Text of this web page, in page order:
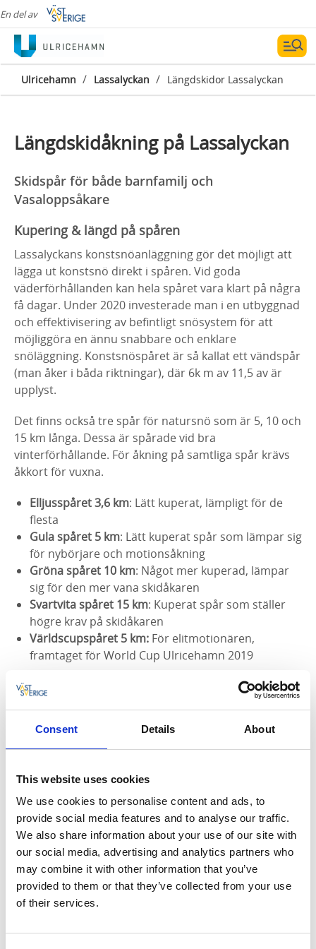
Consent Details About
This website uses cookies
We use cookies to personalise content and ads, to
provide social media features and to analyse our traffic.
We also share information about your use of our site with
our social media, advertising and analytics partners who
may combine it with other information that you’ve
provided to them or that they’ve collected from your use
of their services.
En del av
Ulricehamn / Lassalyckan / Längdskidor Lassalyckan
Längdskidåkning på Lassalyckan
Skidspår för både barnfamilj och
Vasaloppsåkare
Kupering & längd på spåren
Lassalyckans konstsnöanläggning gör det möjligt att
lägga ut konstsnö direkt i spåren. Vid goda
väderförhållanden kan hela spåret vara klart på några
få dagar. Under 2020 investerade man i en utbyggnad
och effektivisering av befintligt snösystem för att
möjliggöra en ännu snabbare och enklare
snöläggning. Konstsnöspåret är så kallat ett vändspår
(man åker i båda riktningar), där 6k m av 11,5 av är
upplyst.
Det finns också tre spår för natursnö som är 5, 10 och
15 km långa. Dessa är spårade vid bra
vinterförhållande. För åkning på samtliga spår krävs
åkkort för vuxna.
Elljusspåret3,6 km: Lätt kuperat, lämpligt för de
flesta
Gula spåret 5 km: Lätt kuperat spår som lämpar sig
för nybörjare och motionsåkning
Gröna spåret 10 km: Något mer kuperad, lämpar
sig för den mer vana skidåkaren
Svartvita spåret 15 km: Kuperat spår som ställer
högre krav på skidåkaren
Världscupspåret 5 km: För elitmotionären,
framtaget för World Cup Ulricehamn 2019
Vid tillgång på natursnö finns dessutom möjlighet till
skidåkning på golfbanan som ligger strax intill. Så fort
Man lägger då också preparerade skidspår och det är
oftast på golfbanan som skidsäsongen startar.
Omklädningsrum, värmestuga & vallabod
I den röda byggnaden med sluttande tak ligger UIF
klubbhus. Här hittar du omklädningsrum, kansli,
omklädningsrum och vallabod hittar du påUIF